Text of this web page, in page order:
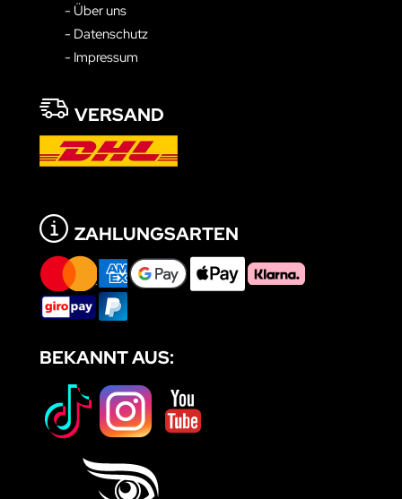
- Über uns
- Datenschutz
- Impressum
VERSAND
ZAHLUNGSARTEN
BEKANNT AUS: